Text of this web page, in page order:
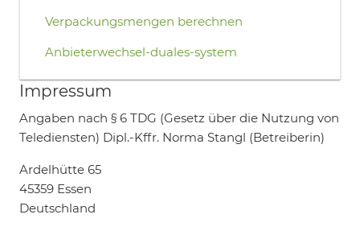
Verpackungsmengen berechnen
Anbieterwechsel-duales-system
Impressum
Angaben nach § 6 TDG (Gesetz über die Nutzung von
Telediensten) Dipl.-Kffr. Norma Stangl (Betreiberin)
Ardelhütte 65
45359 Essen
Deutschland